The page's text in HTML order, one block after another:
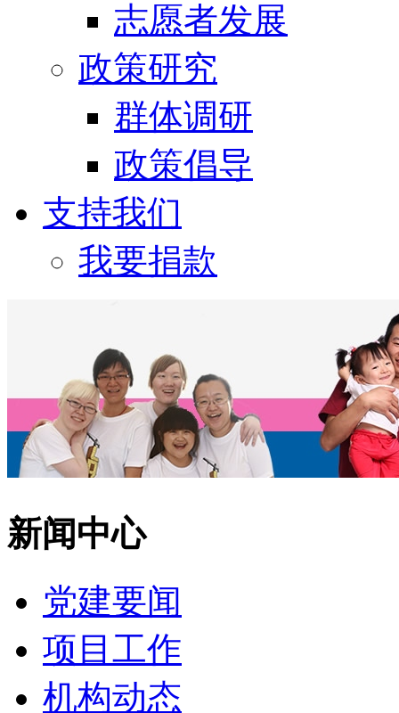
志愿者发展
政策研究
群体调研
政策倡导
支持我们
我要捐款
新闻中心
党建要闻
项目工作
机构动态